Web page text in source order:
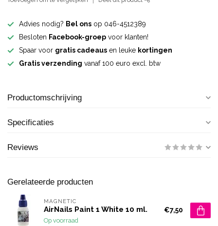
Advies nodig? Bel ons op 046-4512389
Besloten Facebook-groep voor klanten!
Spaar voor gratis cadeaus en leuke kortingen
Gratis verzending vanaf 100 euro excl. btw
Productomschrijving
Specificaties
Reviews
Gerelateerde producten
MAGNETIC
AirNails Paint 1 White 10 ml.
Op voorraad
€7,50